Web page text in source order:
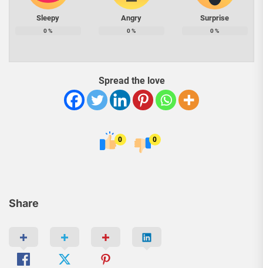
Share
Sleepy
0%
Angry
0%
Surprise
0%
Spread the love
0 0